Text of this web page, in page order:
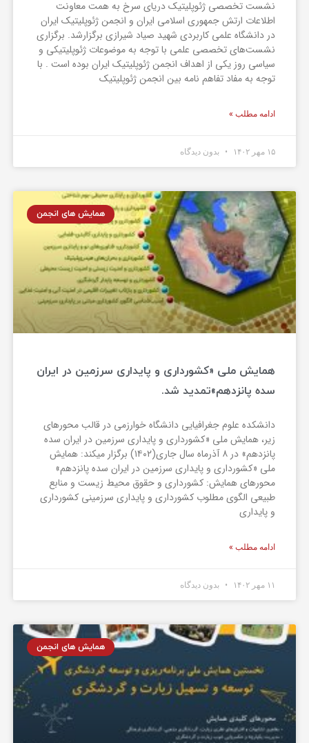
نشست تخصصی ژئوپلیتیک دریای سرخ به همت معاونت
اطلاعات ارتش جمهوری اسلامی ایران و انجمن ژئوپلیتیک ایران
در دانشگاه علمی کاربردی شهید صیاد شیرازی برگزارشد. برگزاری
نشست‌های تخصصی علمی با توجه به موضوعات ژئوپلیتیکی و
سیاسی روز یکی از اهداف انجمن ژئوپلیتیک ایران بوده است . با
توجه به مفاد تفاهم نامه بین انجمن ژئوپلیتیک
ادامه مطلب »
۱۵ مهر ۱۴۰۲ بدون دیدگاه
همایش های انجمن
همایش ملی «کشورداری و پایداری سرزمین در ایران
سده پانزدهم»تمدید شد.
دانشکده علوم جغرافیایی دانشگاه خوارزمی در قالب محورهای
زیر، همایش ملی «کشورداری و پایداری سرزمین در ایران سده
پانزدهم» در ۸ آذرماه سال جاری(۱۴۰۲) برگزار میکند: همایش
ملی «کشورداری و پایداری سرزمین در ایران سده پانزدهم»
محورهای همایش: کشورداری و حقوق محیط زیست و منابع
طبیعی الگوی مطلوب کشورداری و پایداری سرزمینی کشورداری
و پایداری
ادامه مطلب »
۱۱ مهر ۱۴۰۲ بدون دیدگاه
همایش های انجمن